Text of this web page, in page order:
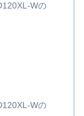
Wの
Wの